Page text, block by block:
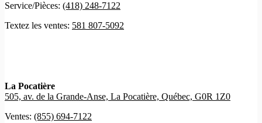
Service/Pièces: (418) 248-7122
Textez les ventes: 581 807-5092
La Pocatière
505, av. de la Grande-Anse, La Pocatière, Québec, G0R 1Z0
Ventes: (855) 694-7122